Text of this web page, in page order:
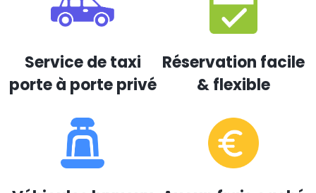
Service de taxi
porte à porte privé
Réservation facile
& flexible